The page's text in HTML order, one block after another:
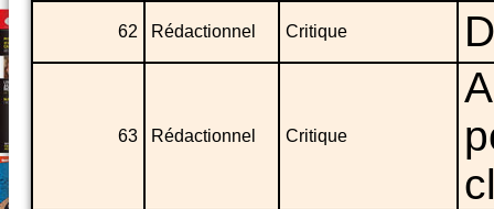
62 Rédactionnel Critique
63 Rédactionnel Critique